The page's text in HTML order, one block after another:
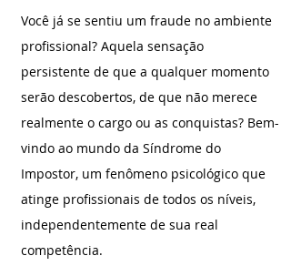
Você já se sentiu um fraude no ambiente
profissional? Aquela sensação
persistente de que a qualquer momento
serão descobertos, de que não merece
realmente o cargo ou as conquistas? Bem-
vindo ao mundo da Síndrome do
Impostor, um fenômeno psicológico que
atinge profissionais de todos os níveis,
independentemente de sua real
competência.